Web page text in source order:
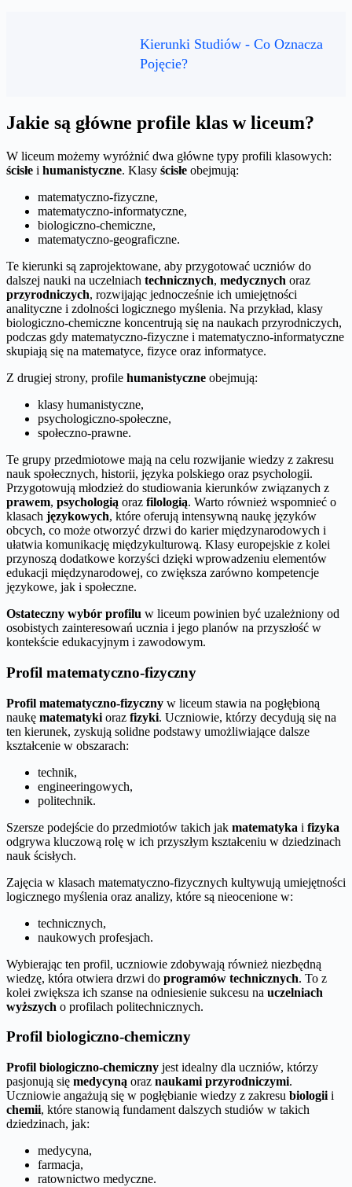
Kierunki Studiów - Co Oznacza
Pojęcie?
Jakie są główne profile klas w liceum?
W liceum możemy wyróżnić dwa główne typy profili klasowych:
ścisłe i humanistyczne. Klasy ścisłe obejmują:
matematyczno-fizyczne,
matematyczno-informatyczne,
biologiczno-chemiczne,
matematyczno-geograficzne.
Te kierunki są zaprojektowane, aby przygotować uczniów do
dalszej nauki na uczelniach technicznych, medycznych oraz
przyrodniczych, rozwijając jednocześnie ich umiejętności
analityczne i zdolności logicznego myślenia. Na przykład, klasy
biologiczno-chemiczne koncentrują się na naukach przyrodniczych,
podczas gdy matematyczno-fizyczne i matematyczno-informatyczne
skupiają się na matematyce, fizyce oraz informatyce.
Z drugiej strony, profile humanistyczne obejmują:
klasy humanistyczne,
psychologiczno-społeczne,
społeczno-prawne.
Te grupy przedmiotowe mają na celu rozwijanie wiedzy z zakresu
nauk społecznych, historii, języka polskiego oraz psychologii.
Przygotowują młodzież do studiowania kierunków związanych z
prawem, psychologią oraz filologią. Warto również wspomnieć o
klasach językowych, które oferują intensywną naukę języków
obcych, co może otworzyć drzwi do karier międzynarodowych i
ułatwia komunikację międzykulturową. Klasy europejskie z kolei
przynoszą dodatkowe korzyści dzięki wprowadzeniu elementów
edukacji międzynarodowej, co zwiększa zarówno kompetencje
językowe, jak i społeczne.
Ostateczny wybór profilu w liceum powinien być uzależniony od
osobistych zainteresowań ucznia i jego planów na przyszłość w
kontekście edukacyjnym i zawodowym.
Profil matematyczno-fizyczny
Profil matematyczno-fizyczny w liceum stawia na pogłębioną
naukę matematyki oraz fizyki. Uczniowie, którzy decydują się na
ten kierunek, zyskują solidne podstawy umożliwiające dalsze
kształcenie w obszarach:
technik,
engineeringowych,
politechnik.
Szersze podejście do przedmiotów takich jak matematyka i fizyka
odgrywa kluczową rolę w ich przyszłym kształceniu w dziedzinach
nauk ścisłych.
Zajęcia w klasach matematyczno-fizycznych kultywują umiejętności
logicznego myślenia oraz analizy, które są nieocenione w:
technicznych,
naukowych profesjach.
Wybierając ten profil, uczniowie zdobywają również niezbędną
wiedzę, która otwiera drzwi do programów technicznych. To z
kolei zwiększa ich szanse na odniesienie sukcesu na uczelniach
wyższych o profilach politechnicznych.
Profil biologiczno-chemiczny
Profil biologiczno-chemiczny jest idealny dla uczniów, którzy
pasjonują się medycyną oraz naukami przyrodniczymi.
Uczniowie angażują się w pogłębianie wiedzy z zakresu biologii i
chemii, które stanowią fundament dalszych studiów w takich
dziedzinach, jak:
medycyna,
farmacja,
ratownictwo medyczne.